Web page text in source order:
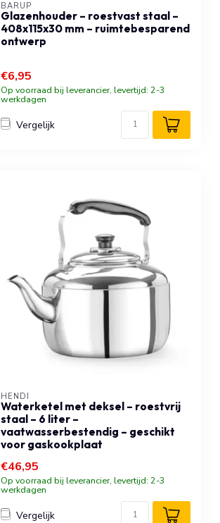
BARUP
Glazenhouder – roestvast staal –
408x115x30 mm – ruimtebesparend
ontwerp
€6,95
Op voorraad bij leverancier, levertijd: 2-3
werkdagen
Vergelijk
HENDI
Waterketel met deksel – roestvrij
staal – 6 liter –
vaatwasserbestendig – geschikt
voor gaskookplaat
€46,95
Op voorraad bij leverancier, levertijd: 2-3
werkdagen
Vergelijk